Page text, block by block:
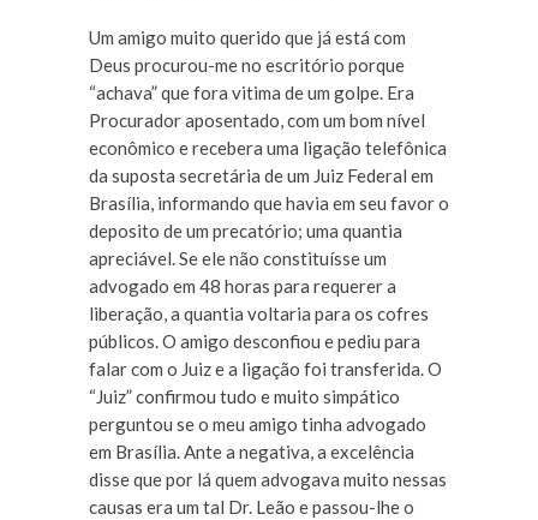
Um amigo muito querido que já está com
Deus procurou-me no escritório porque
“achava” que fora vitima de um golpe. Era
Procurador aposentado, com um bom nível
econômico e recebera uma ligação telefônica
da suposta secretária de um Juiz Federal em
Brasília, informando que havia em seu favor o
deposito de um precatório; uma quantia
apreciável. Se ele não constituísse um
advogado em 48 horas para requerer a
liberação, a quantia voltaria para os cofres
públicos. O amigo desconfiou e pediu para
falar com o Juiz e a ligação foi transferida. O
“Juiz” confirmou tudo e muito simpático
perguntou se o meu amigo tinha advogado
em Brasília. Ante a negativa, a excelência
disse que por lá quem advogava muito nessas
causas era um tal Dr. Leão e passou-lhe o